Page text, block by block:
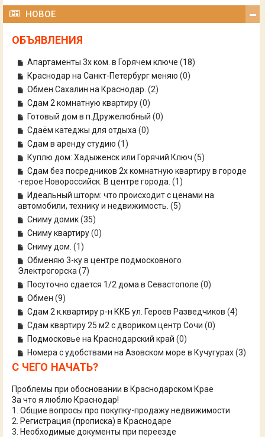
НОВОЕ
ОБЪЯВЛЕНИЯ
Апартаменты 3х ком. в Горячем ключе (18)
Краснодар на Санкт-Петербург меняю (0)
Обмен.Сахалин на Краснодар. (2)
Сдам 2 комнатную квартиру(0)
Готовый дом в п.Дружелюбный (0)
Сдаём катеджы для отдыха (0)
Сдам в аренду студию (1)
Куплю дом: Хадыженск или Горячий Ключ (5)
Сдам без посредников 2х комнатную квартиру в городе
-герое Новороссийск. В центре города. (1)
Идеальный шторм: что происходит с ценами на
автомобили, технику и недвижимость. (5)
Сниму домик(35)
Сниму квартиру(0)
Сниму дом. (1)
Обменяю 3-ку в центре подмосковного
Электрогорска (7)
Посуточно сдается 1/2 дома в Севастополе (0)
Обмен (9)
Сдам 2 к.квартиру р-н ККБ ул. Героев Разведчиков (4)
Сдам квартиру 25 м2 с двориком центр Сочи (0)
Подмосковье на Краснодарский край (0)
Номера с удобствами на Азовском море в Кучугурах(3)
С ЧЕГО НАЧАТЬ?
Проблемы при обосновании в Краснодарском Крае
За что я люблю Краснодар!
1. Общие вопросы про покупку-продажу недвижимости
2. Регистрация (прописка) в Краснодаре
3. Необходимые документы при переезде